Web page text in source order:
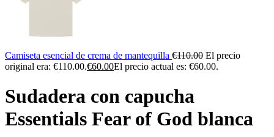
Camiseta esencial de crema de mantequilla €110.00 El precio
original era: €110.00.€60.00El precio actual es: €60.00.
Sudadera con capucha
Essentials Fear of God blanca